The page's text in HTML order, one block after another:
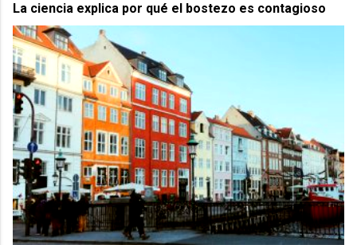
La ciencia explica por qué el bostezo es contagioso